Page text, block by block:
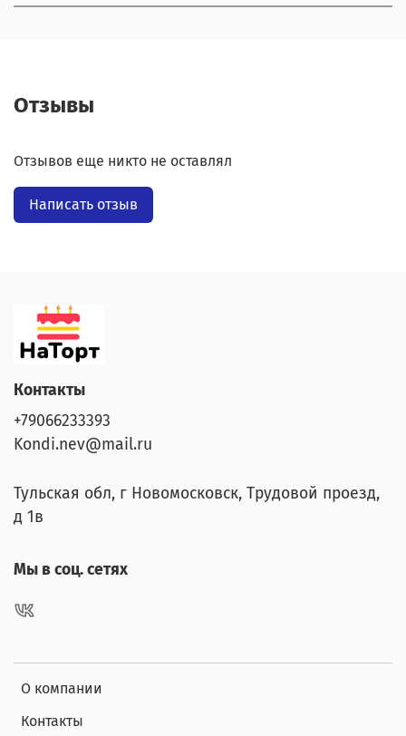
Отзывы
Отзывов еще никто не оставлял
Написать отзыв
О компании
Контакты
Контакты
+79066233393
Kondi.nev@mail.ru
Тульская обл, г Новомосковск, Трудовой проезд,
д 1в
Мы в соц. сетях